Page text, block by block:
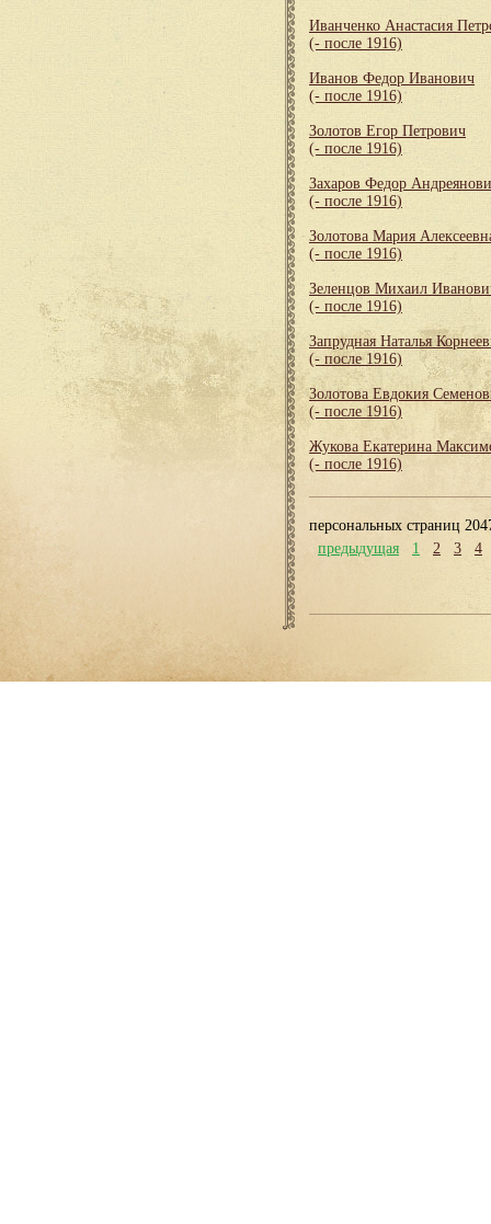
Иванченко Анастасия
(- после 1916)
Иванов Федор Иванович
(- после 1916)
Золотов Егор Петрович
(- после 1916)
Захаров Федор
(- после 1916)
Золотова Мария
(- после 1916)
Зеленцов Михаил
(- после 1916)
Запрудная Наталья
(- после 1916)
Золотова Евдокия
(- после 1916)
Жукова Екатерина
(- после 1916)
персональных страниц
предыдущая
1 2 3 4